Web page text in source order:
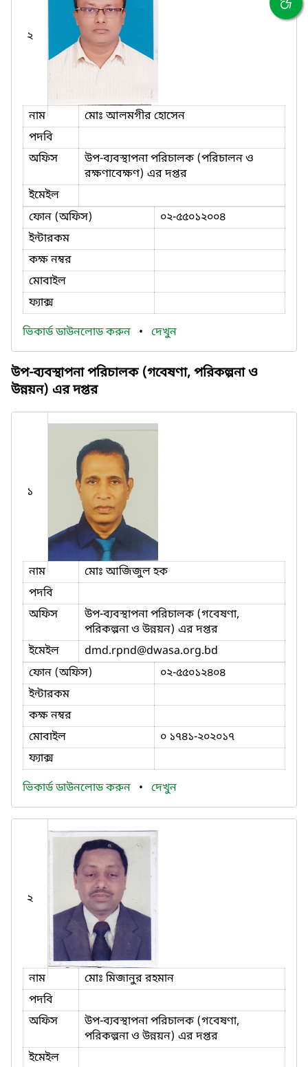
২
নাম
মোঃ আলমগীর হোসেন
পদবি
অফিস
উপ-ব্যবস্থাপনা পরিচালক (পরিচালন ও
রক্ষণাবেক্ষণ) এর দপ্তর
ইমেইল
ফোন (অফিস)
০২-৫৫০১২০০৪
ইন্টারকম
কক্ষ নম্বর
মোবাইল
ফ্যাক্স
ভিকার্ড ডাউনলোড করুন • দেখুন
উপ-ব্যবস্থাপনা পরিচালক (গবেষণা, পরিকল্পনা ও
উন্নয়ন) এর দপ্তর
১
নাম
মোঃ আজিজুল হক
পদবি
অফিস
উপ-ব্যবস্থাপনা পরিচালক (গবেষণা,
পরিকল্পনা ও উন্নয়ন) এর দপ্তর
ইমেইল
dmd.rpnd@dwasa.org.bd
ফোন (অফিস)
০২-৫৫০১২৪০৪
ইন্টারকম
কক্ষ নম্বর
মোবাইল
০ ১৭৪১-২০২০১৭
ফ্যাক্স
ভিকার্ড ডাউনলোড করুন • দেখুন
২
নাম
মোঃ মিজানুর রহমান
পদবি
অফিস
উপ-ব্যবস্থাপনা পরিচালক (গবেষণা,
পরিকল্পনা ও উন্নয়ন) এর দপ্তর
ইমেইল